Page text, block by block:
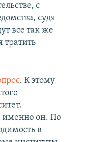
с
судя
все так же
тратить
. К этому
именно он. По
в